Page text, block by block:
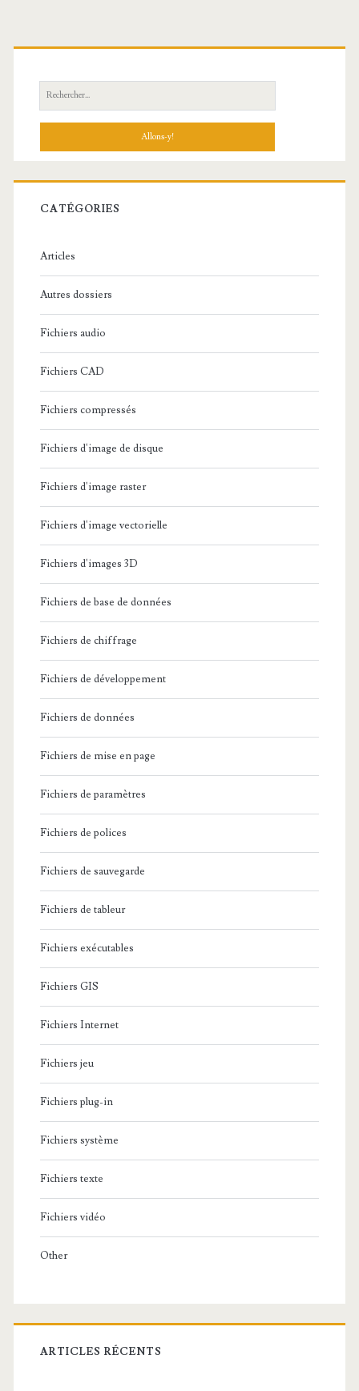
R
e
h
r
c
:
CATÉGORIES
Articles
Autres dossiers
Fichiers audio
Fichiers CAD
Fichiers compressés
Fichiers d'image de disque
Fichiers d'image raster
Fichiers d'image vectorielle
Fichiers d'images 3D
Fichiers de base de données
Fichiers de chiffrage
Fichiers de développement
Fichiers de données
Fichiers de mise en page
Fichiers de paramètres
Fichiers de polices
Fichiers de sauvegarde
Fichiers de tableur
Fichiers exécutables
Fichiers GIS
Fichiers Internet
Fichiers jeu
Fichiers plug-in
Fichiers système
Fichiers texte
Fichiers vidéo
Other
ARTICLES RÉCENTS